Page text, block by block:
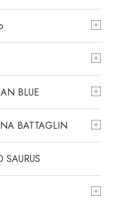
BLUE
BATTAGLIN
SAURUS